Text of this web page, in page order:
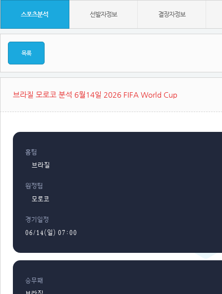
스포츠분석 선발자정보 결장자정보
목록
브라질 모로코 분석 6월14일 2026 FIFA World Cup
홈팀
브라질
원정팀
모로코
경기일정
06/14(일) 07:00
승무패